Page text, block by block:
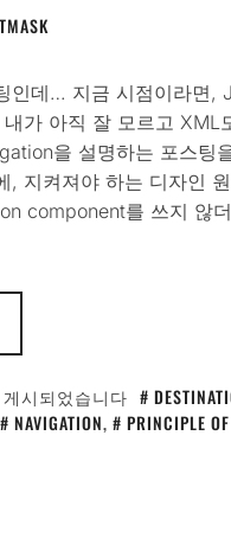
인데… 지금 시점이라면,
가 아직 잘 모르고 XML
을 설명하는 포스팅
지켜져야 하는 디자인
component를 쓰지 않
시되었습니다
NAVIGATION, PRINCIPLE